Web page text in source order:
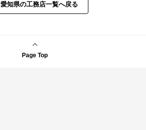
愛知県の工務店一覧へ戻る
Page Top